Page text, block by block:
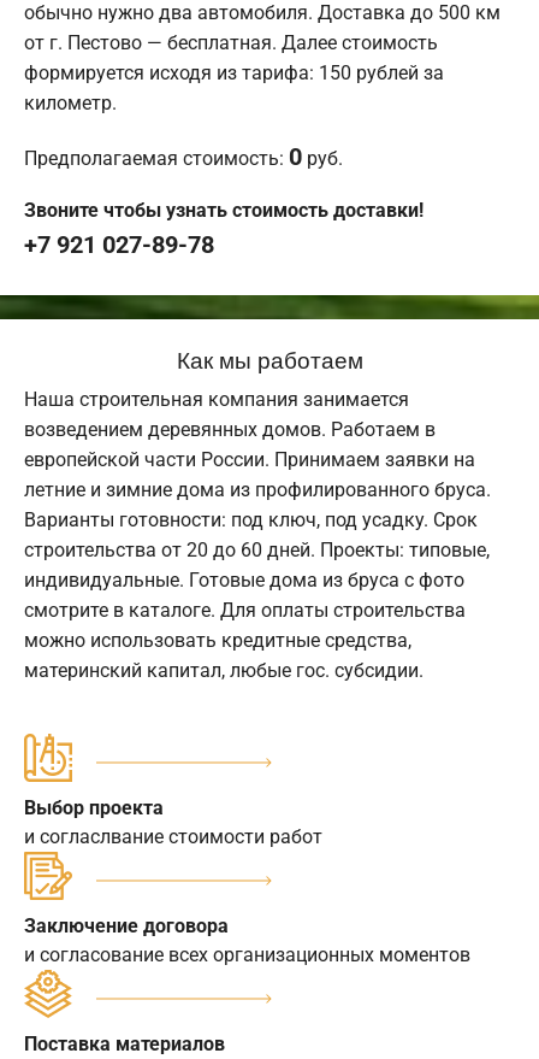
обычно нужно два автомобиля. Доставка до 500 км
от г. Пестово — бесплатная. Далее стоимость
формируется исходя из тарифа: 150 рублей за
километр.
Предполагаемая стоимость: 0 руб.
Звоните чтобы узнать стоимость доставки!
+7 921 027-89-78
Как мы работаем
Наша строительная компания занимается
возведением деревянных домов. Работаем в
европейской части России. Принимаем заявки на
летние и зимние дома из профилированного бруса.
Варианты готовности: под ключ, под усадку. Срок
строительства от 20 до 60 дней. Проекты: типовые,
индивидуальные. Готовые дома из бруса с фото
смотрите в каталоге. Для оплаты строительства
можно использовать кредитные средства,
материнский капитал, любые гос. субсидии.
Выбор проекта
и согласлвание стоимости работ
Заключение договора
и согласование всех организационных моментов
Поставка материалов